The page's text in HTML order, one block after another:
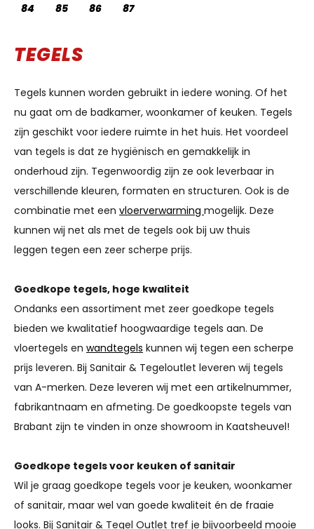
84
85 86 87
TEGELS
Tegels kunnen worden gebruikt in iedere woning. Of het
nu gaat om de badkamer, woonkamer of keuken. Tegels
zijn geschikt voor iedere ruimte in het huis. Het voordeel
van tegels is dat ze hygiënisch en gemakkelijk in
onderhoud zijn. Tegenwoordig zijn ze ook leverbaar in
verschillende kleuren, formaten en structuren. Ook is de
combinatie met een vloerverwarming mogelijk. Deze
kunnen wij net als met de tegels ook bij uw thuis
leggen tegen een zeer scherpe prijs.
Goedkope tegels, hoge kwaliteit
Ondanks een assortiment met zeer goedkope tegels
bieden we kwalitatief hoogwaardige tegels aan. De
vloertegels en wandtegels kunnen wij tegen een scherpe
prijs leveren. Bij Sanitair & Tegeloutlet leveren wij tegels
van A-merken. Deze leveren wij met een artikelnummer,
fabrikantnaam en afmeting. De goedkoopste tegels van
Brabant zijn te vinden in onze showroom in Kaatsheuvel!
Goedkope tegels voor keuken of sanitair
Wil je graag goedkope tegels voor je keuken, woonkamer
of sanitair, maar wel van goede kwaliteit én de fraaie
looks. Bij Sanitair & Tegel Outlet tref je bijvoorbeeld mooie